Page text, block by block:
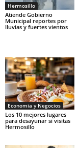
Hermosillo
Atiende Gobierno
Municipal reportes por
lluvias y fuertes vientos
Economia y Negocios
Los 10 mejores lugares
para desayunar si visitas
Hermosillo